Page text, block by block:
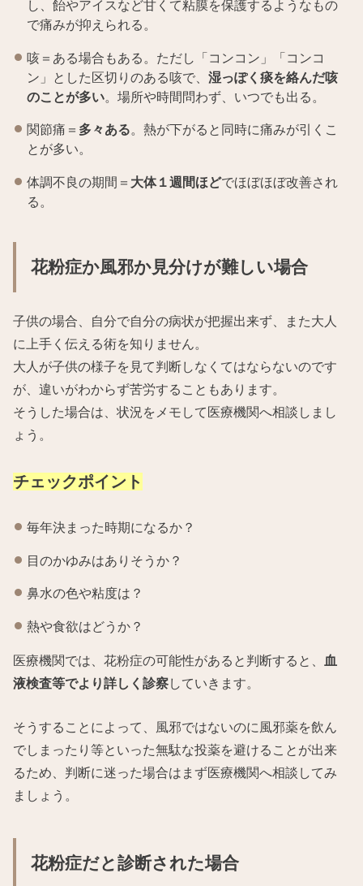
し、飴やアイスなど甘くて粘膜を保護するようなもの
で痛みが抑えられる。
咳＝ある場合もある。ただし「コンコン」「コンコ
ン」とした区切りのある咳で、 湿っぽく痰を絡んだ咳
のことが多い。場所や時間問わず、いつでも出る。
関節痛＝ 多々ある。熱が下がると同時に痛みが引くこ
とが多い。
体調不良の期間＝ 大体１週間ほどでほぼほぼ改善され
る。
花粉症か風邪か見分けが難しい場合
子供の場合、自分で自分の病状が把握出来ず、また大人
に上手く伝える術を知りません。
大人が子供の様子を見て判断しなくてはならないのです
が、違いがわからず苦労することもあります。
そうした場合は、状況をメモして医療機関へ相談しまし
ょう。
チェックポイント
毎年決まった時期になるか？
目のかゆみはありそうか？
鼻水の色や粘度は？
熱や食欲はどうか？
医療機関では、花粉症の可能性があると判断すると、 血
液検査等でより詳しく診察していきます。
そうすることによって、風邪ではないのに風邪薬を飲ん
でしまったり等といった無駄な投薬を避けることが出来
るため、判断に迷った場合はまず医療機関へ相談してみ
ましょう。
花粉症だと診断された場合